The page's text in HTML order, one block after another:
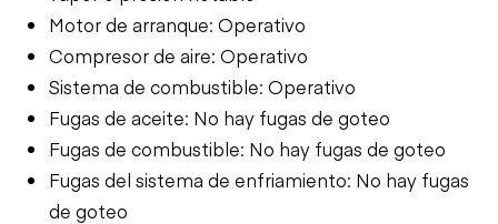
Motor de arranque: Operativo
Compresor de aire: Operativo
Sistema de combustible: Operativo
Fugas de aceite: No hay fugas de goteo
Fugas de combustible: No hay fugas de goteo
Fugas del sistema de enfriamiento: No hay fugas
de goteo